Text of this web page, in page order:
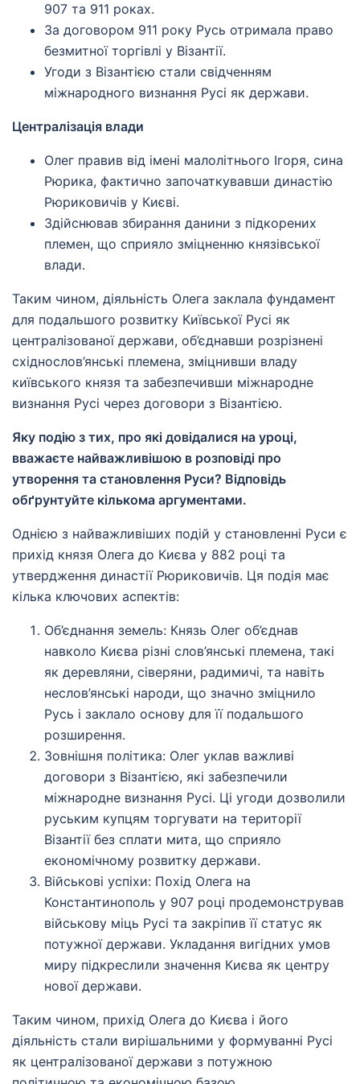
907 та 911 роках.
За договором 911 року Русь отримала право
безмитної торгівлі у Візантії.
Угоди з Візантією стали свідченням
міжнародного визнання Русі як держави.
Централізація влади
Олег правив від імені малолітнього Ігоря, сина
Рюрика, фактично започаткувавши династію
Рюриковичів у Києві.
Здійснював збирання данини з підкорених
племен, що сприяло зміцненню князівської
влади.
Таким чином, діяльність Олега заклала фундамент
для подальшого розвитку Київської Русі як
централізованої держави, об’єднавши розрізнені
східнослов’янські племена, зміцнивши владу
київського князя та забезпечивши міжнародне
визнання Русі через договори з Візантією.
Яку подію з тих, про які довідалися на уроці,
вважаєте найважливішою в розповіді про
утворення та становлення Руси? Відповідь
обґрунтуйте кількома аргументами.
Однією з найважливіших подій у становленні Руси є
прихід князя Олега до Києва у 882 році та
утвердження династії Рюриковичів. Ця подія має
кілька ключових аспектів:
Об’єднання земель: Князь Олег об’єднав
навколо Києва різні слов’янські племена, такі
як деревляни, сіверяни, радимичі, та навіть
неслов’янські народи, що значно зміцнило
Русь і заклало основу для її подальшого
розширення.
Зовнішня політика: Олег уклав важливі
договори з Візантією, які забезпечили
міжнародне визнання Русі. Ці угоди дозволили
руським купцям торгувати на території
Візантії без сплати мита, що сприяло
економічному розвитку держави.
Військові успіхи: Похід Олега на
Константинополь у 907 році продемонстрував
військову міць Русі та закріпив її статус як
потужної держави. Укладання вигідних умов
миру підкреслили значення Києва як центру
нової держави.
Таким чином, прихід Олега до Києва і його
діяльність стали вирішальними у формуванні Русі
як централізованої держави з потужною